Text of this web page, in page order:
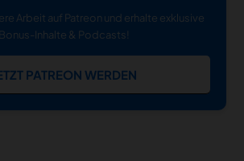
Arbeit auf Patreon und erhalte exklusive
Bonus-Inhalte & Podcasts!
PATREON WERDEN